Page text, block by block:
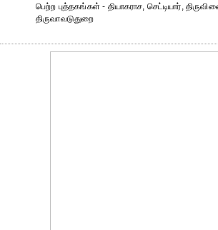
பெற்ற புத்தகங்கள் - தியாகராச, செட்டியார்,
திருவாவடுதுறை